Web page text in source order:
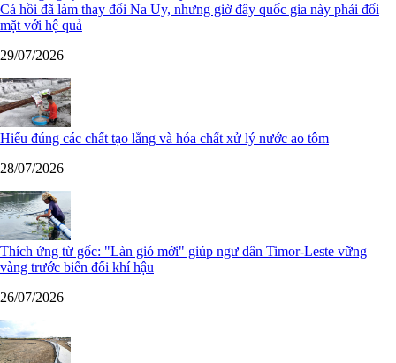
Cá hồi đã làm thay đổi Na Uy, nhưng giờ đây quốc gia này phải đối
mặt với hệ quả
29/07/2026
Hiểu đúng các chất tạo lắng và hóa chất xử lý nước ao tôm
28/07/2026
Thích ứng từ gốc: "Làn gió mới" giúp ngư dân Timor-Leste vững
vàng trước biến đổi khí hậu
26/07/2026